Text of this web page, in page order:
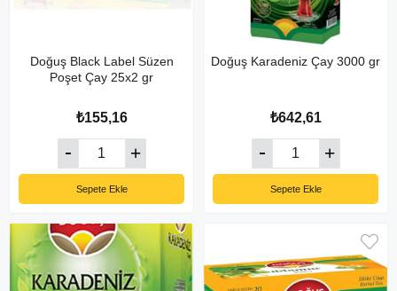
Doğuş Black Label Süzen
Poşet Çay 25x2 gr
₺155,16
Sepete Ekle
Doğuş Karadeniz Çay 3000 gr
₺642,61
Sepete Ekle